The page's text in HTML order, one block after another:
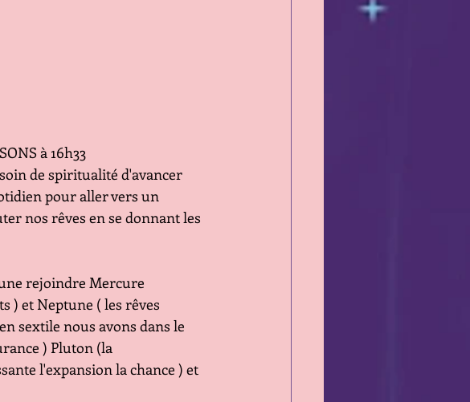
à 16h33
de spiritualité d'avancer
pour aller vers un
nos rêves en se donnant les
rejoindre Mercure
) et Neptune ( les rêves
sextile nous avons dans le
) Pluton (la
l'expansion la chance ) et